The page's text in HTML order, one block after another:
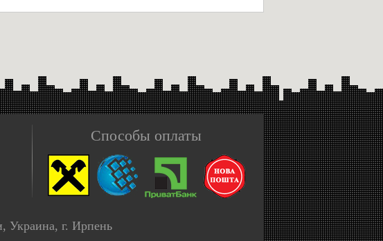
Способы оплаты
Украина, г. Ирпень